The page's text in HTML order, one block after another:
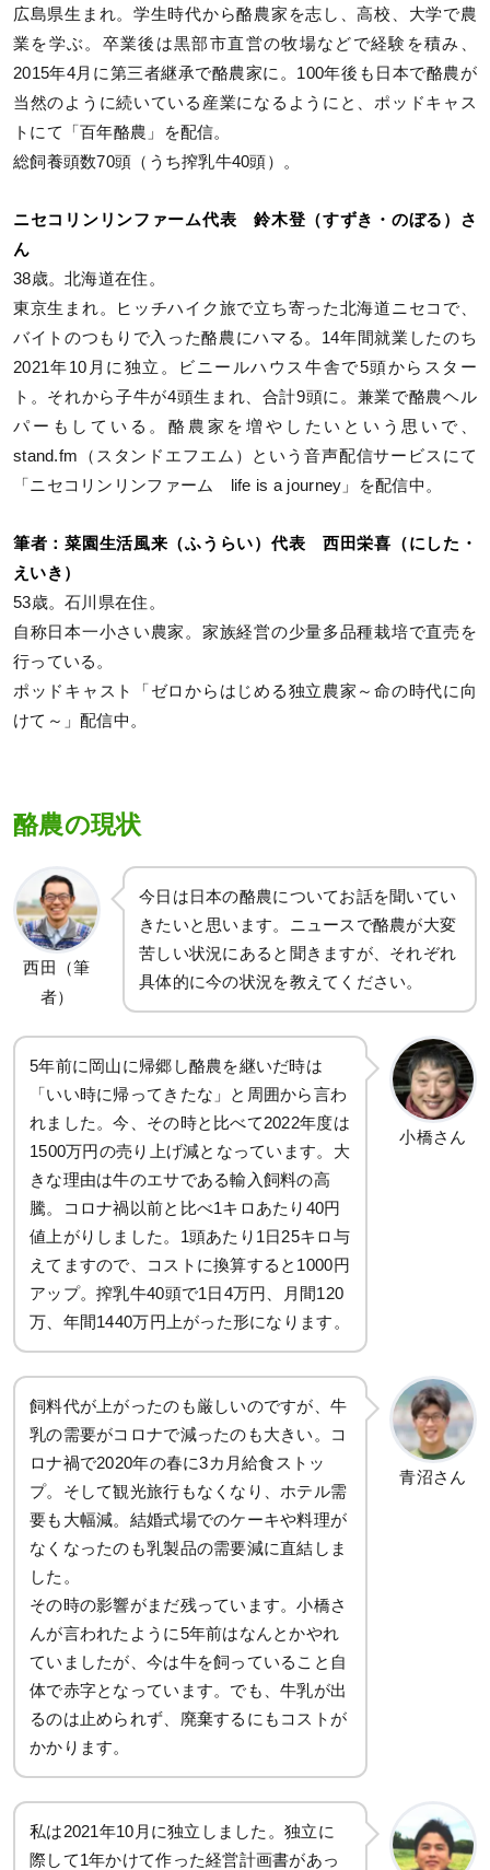
広島県生まれ。学生時代から酪農家を志し、高校、大学で農
業を学ぶ。卒業後は黒部市直営の牧場などで経験を積み、
2015年4月に第三者継承で酪農家に。100年後も日本で酪農が
当然のように続いている産業になるようにと、ポッドキャス
トにて「百年酪農」を配信。
総飼養頭数70頭（うち搾乳牛40頭）。
ニセコリンリンファーム代表 鈴木登（すずき・のぼる）さ
ん
38歳。北海道在住。
東京生まれ。ヒッチハイク旅で立ち寄った北海道ニセコで、
バイトのつもりで入った酪農にハマる。14年間就業したのち
2021年10月に独立。ビニールハウス牛舎で5頭からスター
ト。それから子牛が4頭生まれ、合計9頭に。兼業で酪農ヘル
パーもしている。酪農家を増やしたいという思いで、
stand.fm（スタンドエフエム）という音声配信サービスにて
「ニセコリンリンファーム life is a journey」を配信中。
筆者：菜園生活風来（ふうらい）代表 西田栄喜（にした・
えいき）
53歳。石川県在住。
自称日本一小さい農家。家族経営の少量多品種栽培で直売を
行っている。
ポッドキャスト「ゼロからはじめる独立農家～命の時代に向
けて～」配信中。
酪農の現状
西田（筆
者）
今日は日本の酪農についてお話を聞いてい
きたいと思います。ニュースで酪農が大変
苦しい状況にあると聞きますが、それぞれ
具体的に今の状況を教えてください。
5年前に岡山に帰郷し酪農を継いだ時は
「いい時に帰ってきたな」と周囲から言わ
れました。今、その時と比べて2022年度は
1500万円の売り上げ減となっています。大
きな理由は牛のエサである輸入飼料の高
騰。コロナ禍以前と比べ1キロあたり40円
値上がりしました。1頭あたり1日25キロ与
えてますので、コストに換算すると1000円
アップ。搾乳牛40頭で1日4万円、月間120
万、年間1440万円上がった形になります。
小橋さん
飼料代が上がったのも厳しいのですが、牛
乳の需要がコロナで減ったのも大きい。コ
ロナ禍で2020年の春に3カ月給食ストッ
プ。そして観光旅行もなくなり、ホテル需
要も大幅減。結婚式場でのケーキや料理が
なくなったのも乳製品の需要減に直結しま
した。
その時の影響がまだ残っています。小橋さ
んが言われたように5年前はなんとかやれ
ていましたが、今は牛を飼っていること自
体で赤字となっています。でも、牛乳が出
るのは止められず、廃棄するにもコストが
かかります。
青沼さん
私は2021年10月に独立しました。独立に
際して1年かけて作った経営計画書があっ